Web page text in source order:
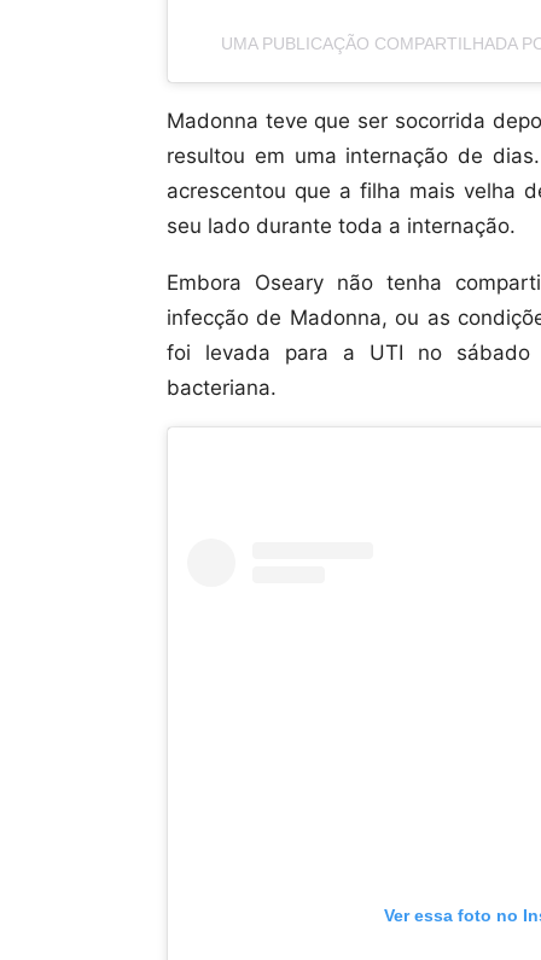
UMA PUBLICAÇÃO COMPARTILHADA
Madonna teve que ser socorrida
resultou em uma internação de
acrescentou que a filha mais velha
seu lado durante toda a internação.
Embora Oseary não tenha
infecção de Madonna, ou as
foi levada para a UTI no sábado
bacteriana.
Ver essa foto no